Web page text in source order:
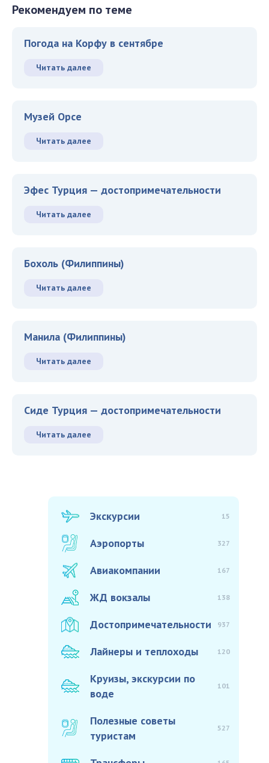
Рекомендуем по теме
Погода на Корфу в сентябре
Читать далее
Музей Орсе
Читать далее
Эфес Турция — достопримечательности
Читать далее
Бохоль (Филиппины)
Читать далее
Манила (Филиппины)
Читать далее
Сиде Турция — достопримечательности
Читать далее
Экскурсии 15
Аэропорты 327
Авиакомпании 167
ЖД вокзалы 138
Достопримечательности 937
Лайнеры и теплоходы 120
Круизы, экскурсии по
воде
101
Полезные советы
туристам
527